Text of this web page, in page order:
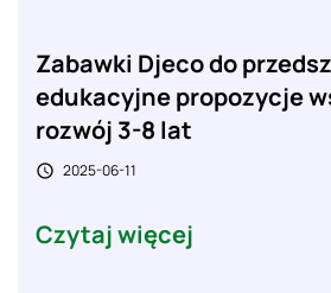
Zabawki Djeco do
edukacyjne propozycje
rozwój 3-8 lat
 2025-06-11
Czytaj więcej